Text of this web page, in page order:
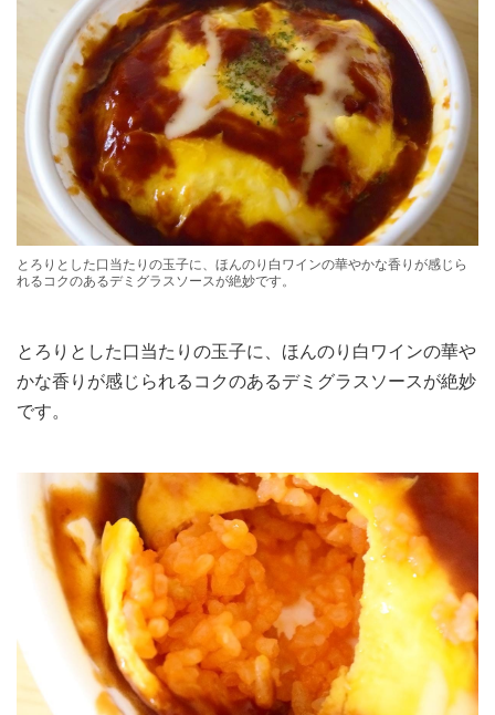
とろりとした口当たりの玉子に、ほんのり白ワインの華やかな香りが感じら
れるコクのあるデミグラスソースが絶妙です。
とろりとした口当たりの玉子に、ほんのり白ワインの華や
かな香りが感じられるコクのあるデミグラスソースが絶妙
です。